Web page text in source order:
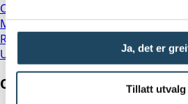
Ja, det er
Tillatt utvalg
CT
MR
Røntgen
Ultralyd
Offentlig avtale med Helse